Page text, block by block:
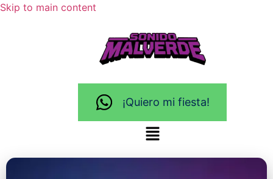
Skip to main content
¡Quiero mi fiesta!